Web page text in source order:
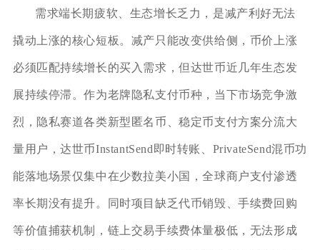
需求端长期疲软、生态增长乏力，是减产利好无法
撬动上涨的核心短板。减产只能改变供给侧，币价上涨
必须匹配持续增长的买入需求，但达世币近几年生态发
展持续停滞。作为老牌隐私支付币种，当下市场竞争激
烈，隐私赛道各类新型匿名币、稳定币支付方案分流大
量用户，达世币InstantSend即时转账、PrivateSend混币功
能落地场景仅集中在少数拉美小国，全球商户支付渗透
率长期没有提升。同时项目缺乏代币销毁、手续费回购
等价值捕获机制，链上交易手续费体量极低，无法形成